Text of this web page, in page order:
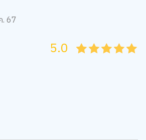
67
45
4
35
3
25
2
15
1
05
5.0